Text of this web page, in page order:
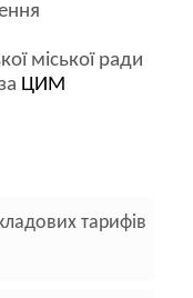
міської ради
ЦИМ
тарифів